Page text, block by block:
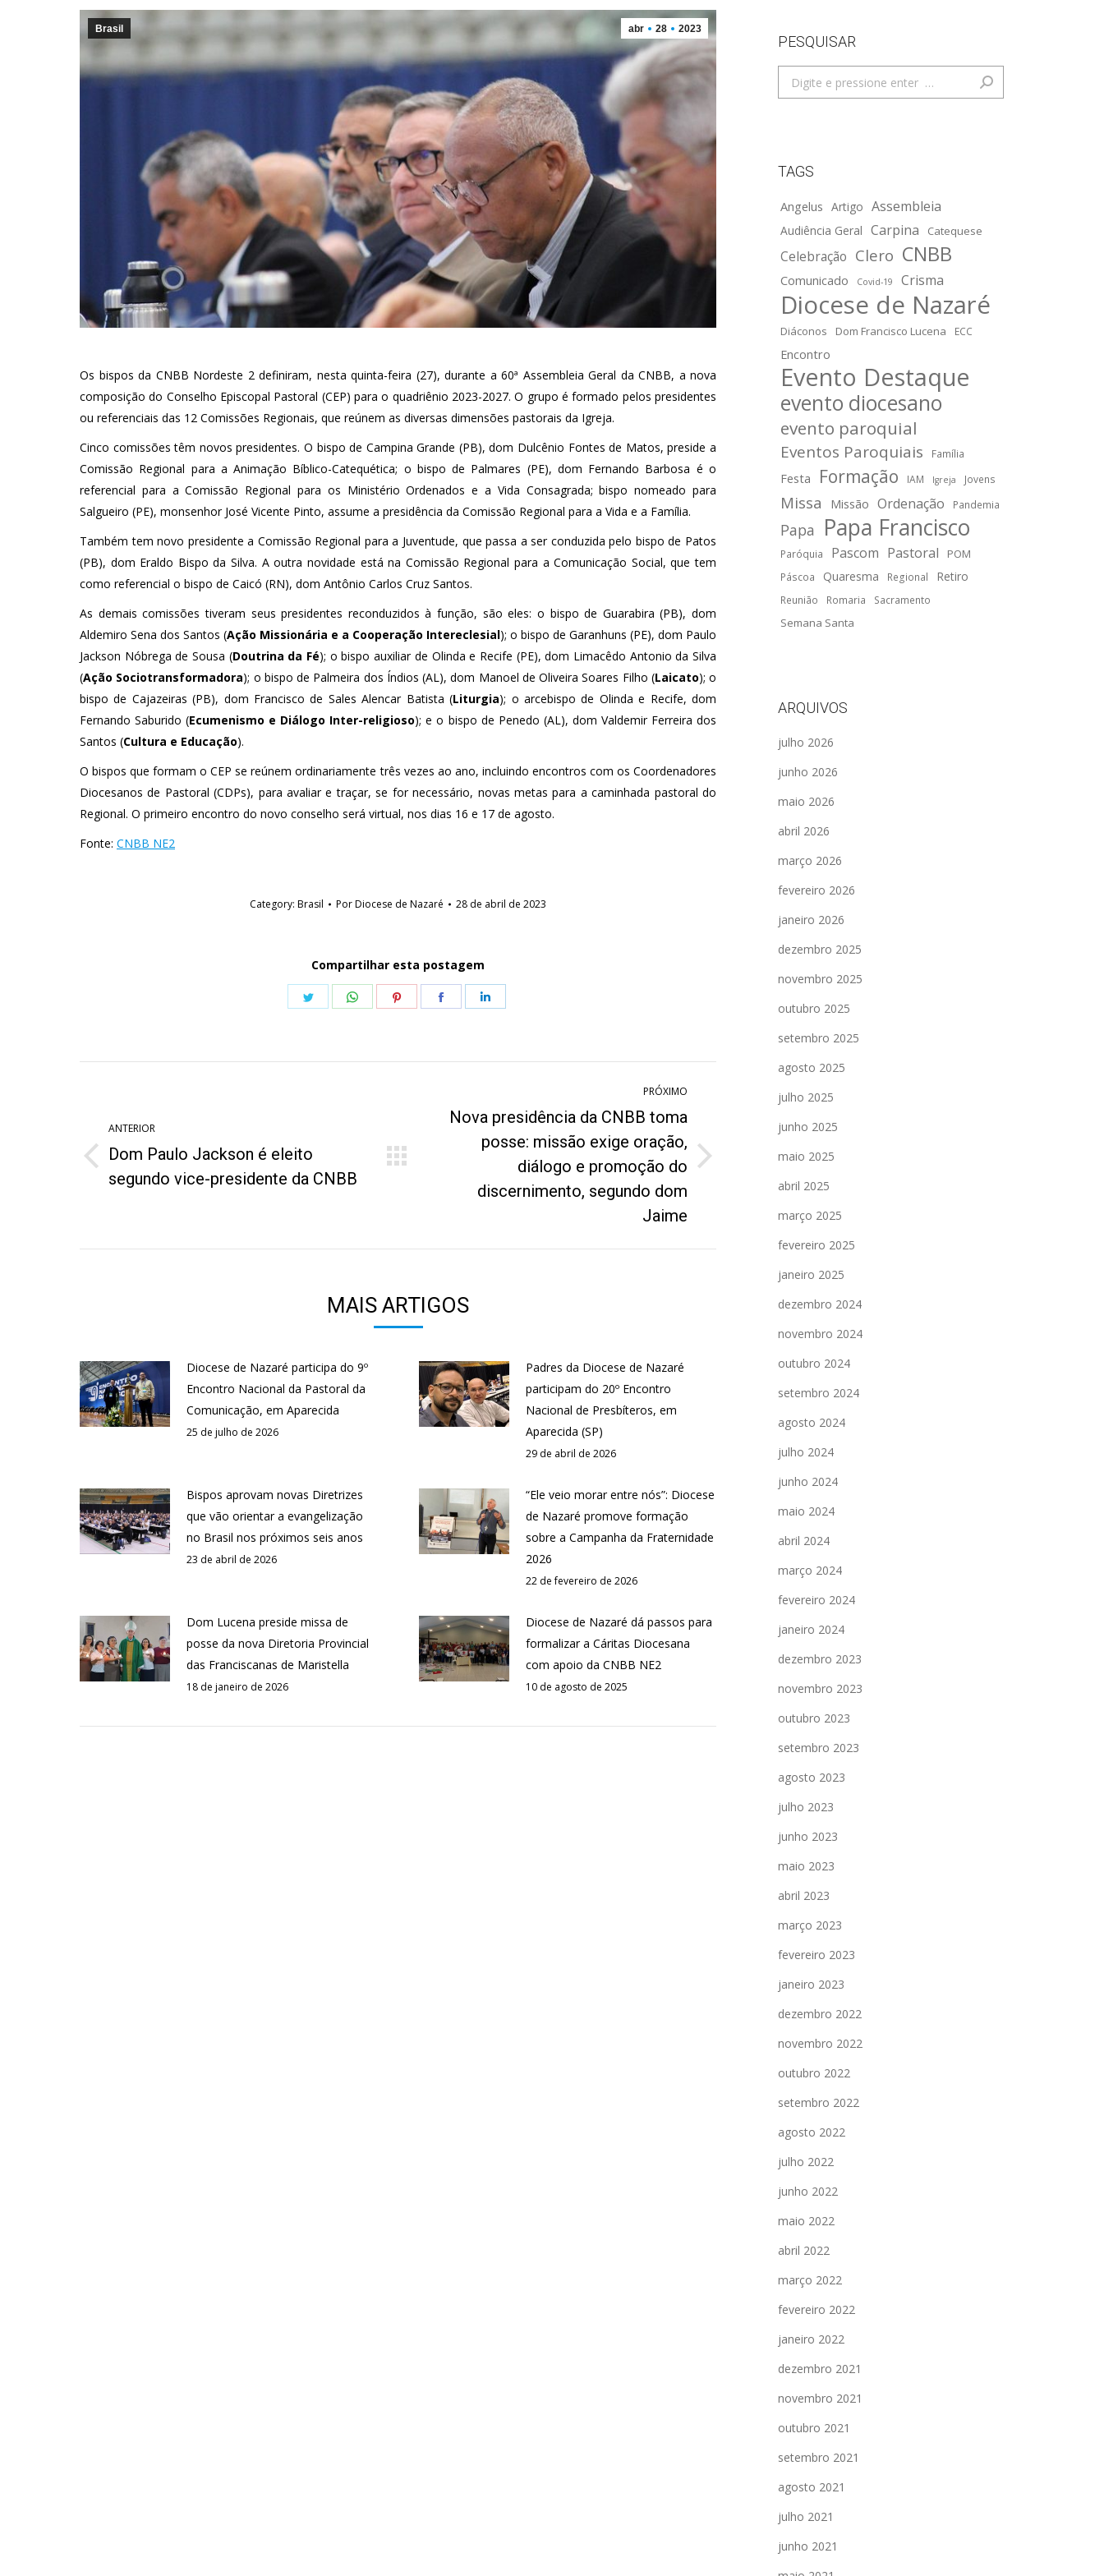
abr 28 2023
Brasil
Os bispos da CNBB Nordeste 2 definiram, nesta quinta-feira (27), durante a 60ª Assembleia Geral da CNBB, a nova
composição do Conselho Episcopal Pastoral (CEP) para o quadriênio 2023-2027. O grupo é formado pelos presidentes
ou referenciais das 12 Comissões Regionais, que reúnem as diversas dimensões pastorais da Igreja.
Cinco comissões têm novos presidentes. O bispo de Campina Grande (PB), dom Dulcênio Fontes de Matos, preside a
Comissão Regional para a Animação Bíblico-Catequética; o bispo de Palmares (PE), dom Fernando Barbosa é o
referencial para a Comissão Regional para os Ministério Ordenados e a Vida Consagrada; bispo nomeado para
Salgueiro (PE), monsenhor José Vicente Pinto, assume a presidência da Comissão Regional para a Vida e a Família.
Também tem novo presidente a Comissão Regional para a Juventude, que passa a ser conduzida pelo bispo de Patos
(PB), dom Eraldo Bispo da Silva. A outra novidade está na Comissão Regional para a Comunicação Social, que tem
como referencial o bispo de Caicó (RN), dom Antônio Carlos Cruz Santos.
As demais comissões tiveram seus presidentes reconduzidos à função, são eles: o bispo de Guarabira (PB), dom
Aldemiro Sena dos Santos (Ação Missionária e a Cooperação Intereclesial); o bispo de Garanhuns (PE), dom Paulo
Jackson Nóbrega de Sousa (Doutrina da Fé); o bispo auxiliar de Olinda e Recife (PE), dom Limacêdo Antonio da Silva
(Ação Sociotransformadora); o bispo de Palmeira dos Índios (AL), dom Manoel de Oliveira Soares Filho (Laicato); o
bispo de Cajazeiras (PB), dom Francisco de Sales Alencar Batista (Liturgia); o arcebispo de Olinda e Recife, dom
Fernando Saburido (Ecumenismo e Diálogo Inter-religioso); e o bispo de Penedo (AL), dom Valdemir Ferreira dos
Santos (Cultura e Educação).
O bispos que formam o CEP se reúnem ordinariamente três vezes ao ano, incluindo encontros com os Coordenadores
Diocesanos de Pastoral (CDPs), para avaliar e traçar, se for necessário, novas metas para a caminhada pastoral do
Regional. O primeiro encontro do novo conselho será virtual, nos dias 16 e 17 de agosto.
Fonte: CNBB NE2
Category: Brasil PorDiocese de Nazaré 28 de abril de 2023
Compartilhar esta postagem
Share Share
Share
Share
post:
ANTERIOR
Post
anterior:
Dom Paulo Jackson é eleito
segundo vice-presidente da CNBB
PRÓXIMO
Nova presidência da CNBB toma
posse: missão exige oração,
diálogo e promoção do
discernimento, segundo dom
Jaime
MAIS ARTIGOS
Diocese de Nazaré participa do 9º
Encontro Nacional da Pastoral da
Comunicação, em Aparecida
25 de julho de 2026
Padres da Diocese de Nazaré
participam do 20º Encontro
Nacional de Presbíteros, em
Aparecida (SP)
29 de abril de 2026
Bispos aprovam novas Diretrizes
que vão orientar a evangelização
no Brasil nos próximos seis anos
23 de abril de 2026
“Ele veio morar entre nós”: Diocese
de Nazaré promove formação
sobre a Campanha da Fraternidade
2026
22 de fevereiro de 2026
Dom Lucena preside missa de
posse da nova Diretoria Provincial
das Franciscanas de Maristella
18 de janeiro de 2026
Diocese de Nazaré dá passos para
formalizar a Cáritas Diocesana
com apoio da CNBB NE2
10 de agosto de 2025
PESQUISAR
Search:
TAGS
Angelus Artigo Assembleia
Audiência Geral Carpina Catequese
Celebração Clero CNBB
Comunicado Covid-19 Crisma
Diocese de Nazaré
Diáconos Dom Francisco Lucena ECC
Encontro
Evento Destaque
evento diocesano
evento paroquial
Eventos Paroquiais Família
Festa Formação IAM Igreja Jovens
Missa Missão Ordenação Pandemia
Papa Papa Francisco
Paróquia Pascom Pastoral POM
Páscoa Quaresma Regional Retiro
Reunião Romaria Sacramento
Semana Santa
ARQUIVOS
julho 2026
junho 2026
maio 2026
abril 2026
março 2026
fevereiro 2026
janeiro 2026
dezembro 2025
novembro 2025
outubro 2025
setembro 2025
agosto 2025
julho 2025
junho 2025
maio 2025
abril 2025
março 2025
fevereiro 2025
janeiro 2025
dezembro 2024
novembro 2024
outubro 2024
setembro 2024
agosto 2024
julho 2024
junho 2024
maio 2024
abril 2024
março 2024
fevereiro 2024
janeiro 2024
dezembro 2023
novembro 2023
outubro 2023
setembro 2023
agosto 2023
julho 2023
junho 2023
maio 2023
abril 2023
março 2023
fevereiro 2023
janeiro 2023
dezembro 2022
novembro 2022
outubro 2022
setembro 2022
agosto 2022
julho 2022
junho 2022
maio 2022
abril 2022
março 2022
fevereiro 2022
janeiro 2022
dezembro 2021
novembro 2021
outubro 2021
setembro 2021
agosto 2021
julho 2021
junho 2021